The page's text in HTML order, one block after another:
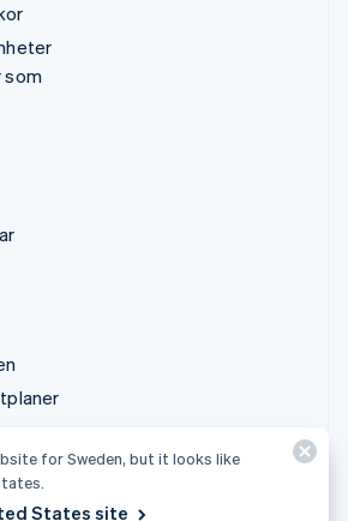
som
for Sweden, but it looks like
States site